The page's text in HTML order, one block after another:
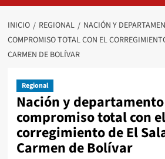
INICIO REGIONAL
NACIÓN Y
COMPROMISO TOTAL CON EL
CARMEN DE BOLÍVAR
Regional
Nación y
compromiso total con el
corregimiento de El
Carmen de Bolívar